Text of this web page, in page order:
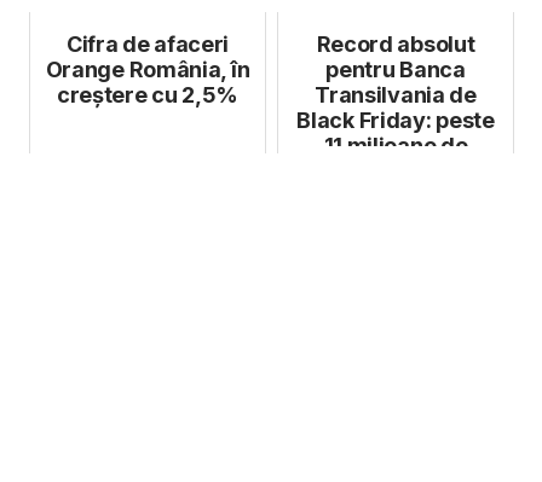
Cifra de afaceri
Orange România, în
creștere cu 2,5%
Record absolut
pentru Banca
Transilvania de
Black Friday: peste
11 milioane de